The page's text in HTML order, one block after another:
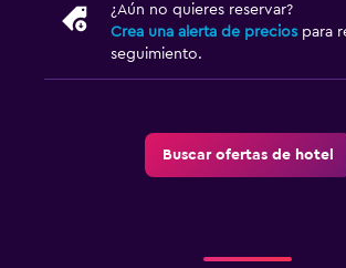
¿Aún no quieres reservar?
Crea una alerta de precios para
seguimiento.
Buscar ofertas de hotel